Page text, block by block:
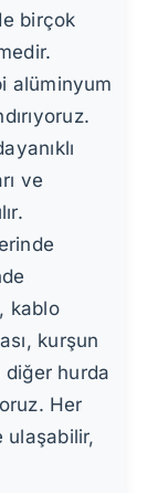
birçok
alüminyum
ve
kablo
kurşun
diğer hurda
Her
ulaşabilir,